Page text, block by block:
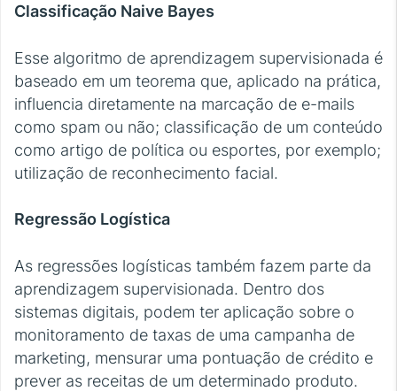
Classificação Naive Bayes
Esse algoritmo de aprendizagem supervisionada é
baseado em um teorema que, aplicado na prática,
influencia diretamente na marcação de e-mails
como spam ou não; classificação de um conteúdo
como artigo de política ou esportes, por exemplo;
utilização de reconhecimento facial.
Regressão Logística
As regressões logísticas também fazem parte da
aprendizagem supervisionada. Dentro dos
sistemas digitais, podem ter aplicação sobre o
monitoramento de taxas de uma campanha de
marketing, mensurar uma pontuação de crédito e
prever as receitas de um determinado produto.